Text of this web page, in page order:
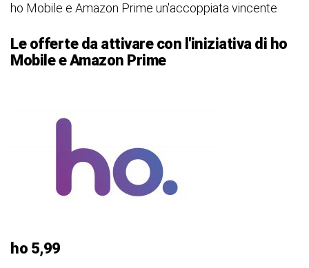
ho Mobile e Amazon Prime un'accoppiata vincente
Le offerte da attivare con l'iniziativa di ho
Mobile e Amazon Prime
ho 5,99